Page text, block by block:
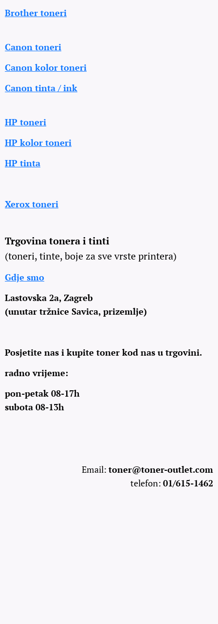
Brother toneri
Canon toneri
Canon kolor toneri
Canon tinta / ink
HP toneri
HP kolor toneri
HP tinta
Xerox toneri
Trgovina tonera i tinti
(toneri, tinte, boje za sve vrste printera)
Gdje smo
Lastovska 2a, Zagreb
(unutar tržnice Savica, prizemlje)
Posjetite nas i kupite toner kod nas u trgovini.
radno vrijeme:
pon-petak 08-17h
subota 08-13h
Email: toner@toner-outlet.com
telefon: 01/615-1462